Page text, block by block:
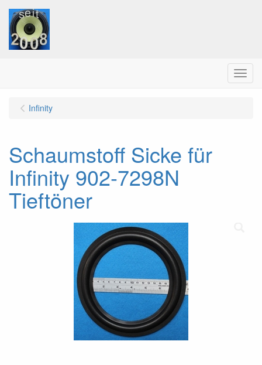
Menu
Infinity
Schaumstoff Sicke für
Infinity 902-7298N
Tieftöner